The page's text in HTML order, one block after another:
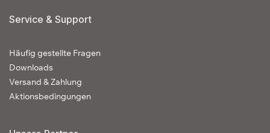
Service & Support
Häufig gestellte Fragen
Downloads
Versand & Zahlung
Aktionsbedingungen